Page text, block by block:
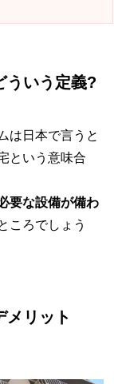
ういう定義?
は日本で言うと
という意味合
要な設備が備わ
ころでしょう
メリット